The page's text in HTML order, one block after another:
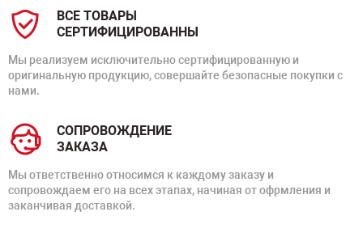
ВСЕ ТОВАРЫ
СЕРТИФИЦИРОВАННЫ
Мы реализуем исключительно сертифицированную и
оригинальную продукцию, совершайте безопасные покупки с
нами.
СОПРОВОЖДЕНИЕ
ЗАКАЗА
Мы ответственно относимся к каждому заказу и
сопровождаем его на всех этапах, начиная от офрмления и
заканчивая доставкой.